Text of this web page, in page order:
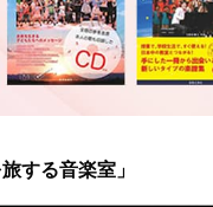
する音楽室」